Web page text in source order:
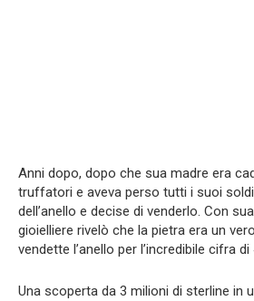
Anni dopo, dopo che sua madre era
truffatori e aveva perso tutti i suoi
dell’anello e decise di venderlo. Con
gioielliere rivelò che la pietra era un
vendette l’anello per l’incredibile cifra di
Una scoperta da 3 milioni di sterline in